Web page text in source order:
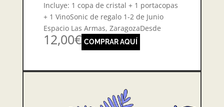
Incluye: 1 copa de cristal + 1 portacopas
+ 1 VinoSonic de regalo 1-2 de Junio
Espacio Las Armas, ZaragozaDesde
12,00€ COMPRAR AQUÍ